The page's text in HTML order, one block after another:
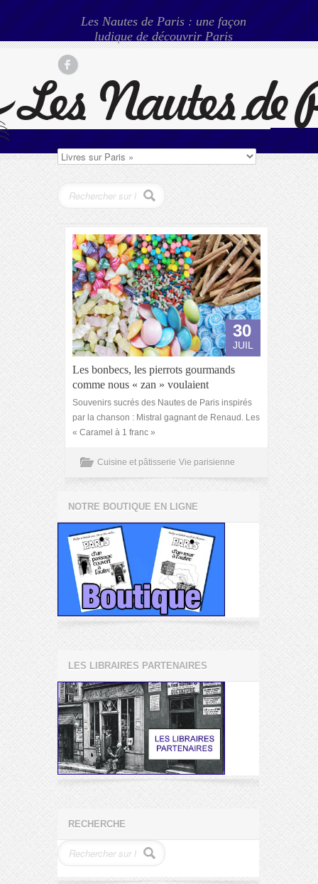
Les Nautes de Paris : une façon
ludique de découvrir Paris
30
JUIL
Les bonbecs, les pierrots gourmands
comme nous « zan » voulaient
Souvenirs sucrés des Nautes de Paris inspirés
par la chanson : Mistral gagnant de Renaud. Les
« Caramel à 1 franc »
Cuisine et pâtisserie Vie parisienne
NOTRE BOUTIQUE EN LIGNE
LES LIBRAIRES PARTENAIRES
RECHERCHE